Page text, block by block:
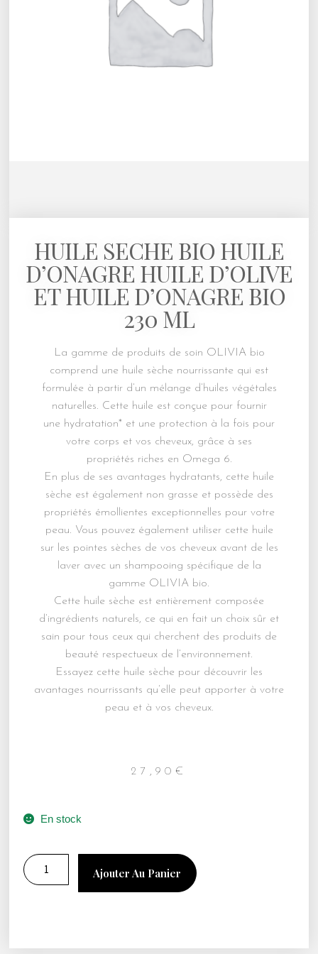
HUILE SECHE BIO HUILE
D’ONAGRE HUILE D’OLIVE
ET HUILE D’ONAGRE BIO
230 ML
La gamme de produits de soin OLIVIA bio
comprend une huile sèche nourrissante qui est
formulée à partir d’un mélange d’huiles végétales
naturelles. Cette huile est conçue pour fournir
une hydratation* et une protection à la fois pour
votre corps et vos cheveux, grâce à ses
propriétés riches en Omega 6.
En plus de ses avantages hydratants, cette huile
sèche est également non grasse et possède des
propriétés émollientes exceptionnelles pour votre
peau. Vous pouvez également utiliser cette huile
sur les pointes sèches de vos cheveux avant de les
laver avec un shampooing spécifique de la
gamme OLIVIA bio.
Cette huile sèche est entièrement composée
d’ingrédients naturels, ce qui en fait un choix sûr et
sain pour tous ceux qui cherchent des produits de
beauté respectueux de l’environnement.
Essayez cette huile sèche pour découvrir les
avantages nourrissants qu’elle peut apporter à votre
peau et à vos cheveux.
27,90 €
En stock
Ajouter Au Panier